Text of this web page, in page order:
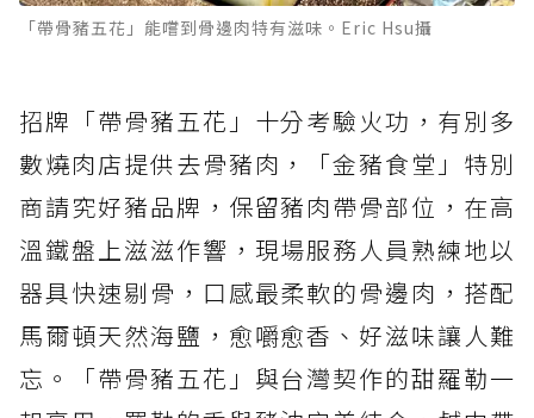
「帶骨豬五花」能嚐到骨邊肉特有滋味。Eric Hsu攝
招牌「帶骨豬五花」十分考驗火功，有別多
數燒肉店提供去骨豬肉，「金豬食堂」特別
商請究好豬品牌，保留豬肉帶骨部位，在高
溫鐵盤上滋滋作響，現場服務人員熟練地以
器具快速剔骨，口感最柔軟的骨邊肉，搭配
馬爾頓天然海鹽，愈嚼愈香、好滋味讓人難
忘。「帶骨豬五花」與台灣契作的甜羅勒一